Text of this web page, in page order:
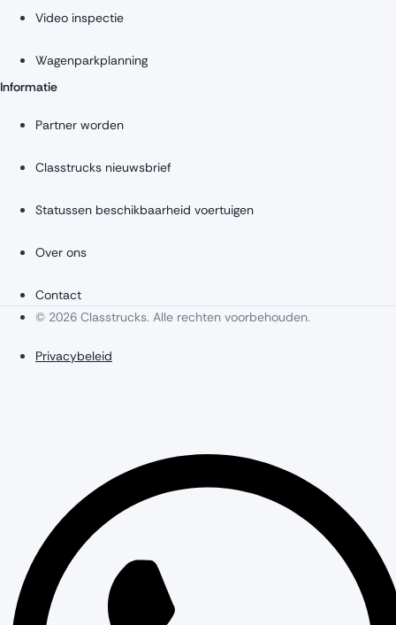
Video inspectie
Wagenparkplanning
Informatie
Partner worden
Classtrucks nieuwsbrief
Statussen beschikbaarheid voertuigen
Over ons
Contact
© 2026 Classtrucks. Alle rechten voorbehouden.
Privacybeleid